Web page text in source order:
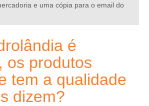
e uma cópia para o email do
é
os produtos
tem a qualidade
dizem?